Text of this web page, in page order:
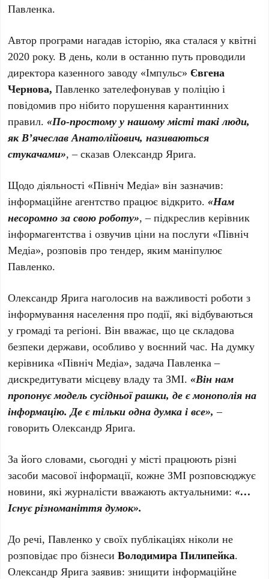
Павленка.
Автор програми нагадав історію, яка сталася у квітні
2020 року. В день, коли в останню путь проводили
директора казенного заводу «Імпульс» Євгена
Чернова,Павленко зателефонував у поліцію і
повідомив про нібито порушення карантинних
правил.«По-простому у нашому місті такі люди,
як В’ячеслав Анатолійович, називаються
стукачами», – сказав Олександр Ярига.
Щодо діяльності «Північ Медіа» він зазначив:
інформаційне агентство працює відкрито.«Нам
несоромно за свою роботу», – підкреслив керівник
інформагентства і озвучив ціни на послуги «Північ
Медіа», розповів про тендер, яким маніпулює
Павленко.
Олександр Ярига наголосив на важливості роботи з
інформування населення про події, які відбуваються
у громаді та регіоні. Він вважає, що це складова
безпеки держави, особливо у воєнний час. На думку
керівника «Північ Медіа», задача Павленка –
дискредитувати місцеву владу та ЗМІ.«Він нам
пропонує модель сусідньої рашки, де є монополія на
інформацію. Де є тільки одна думка і все», –
говорить Олександр Ярига.
За його словами, сьогодні у місті працюють різні
засоби масової інформації, кожне ЗМІ розповсюджує
новини, які журналісти вважають актуальними:«…
Існує різноманіття думок».
До речі, Павленко у своїх публікаціях ніколи не
розповідає про бізнесиВолодимира Пилипейка.
Олександр Ярига заявив: знищити інформаційне